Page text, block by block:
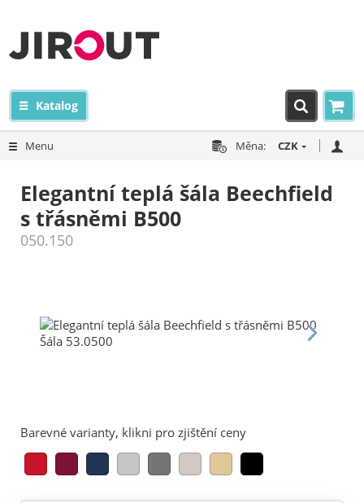
Katalog
Menu Měna: CZK
Elegantní teplá šála Beechfield
s třásněmi B500
050.150
Barevné varianty, klikni pro zjištění ceny